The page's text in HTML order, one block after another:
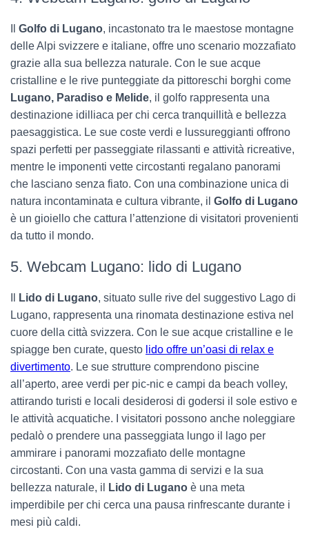
Golfo di Lugano, incastonato tra le maestose montagne
delle Alpi svizzere e italiane, offre uno scenario mozzafiato
grazie alla sua bellezza naturale. Con le sue acque
cristalline e le rive punteggiate da pittoreschi borghi come
Lugano, Paradiso e Melide, il golfo rappresenta una
destinazione idilliaca per chi cerca tranquillità e bellezza
paesaggistica. Le sue coste verdi e lussureggianti offrono
spazi perfetti per passeggiate rilassanti e attività ricreative,
mentre le imponenti vette circostanti regalano panorami
che lasciano senza fiato. Con una combinazione unica di
natura incontaminata e cultura vibrante, il Golfo di Lugano
è un gioiello che cattura l’attenzione di visitatori provenienti
da tutto il mondo.
5. Webcam Lugano: lido di Lugano
Lido di Lugano, situato sulle rive del suggestivo Lago di
Lugano, rappresenta una rinomata destinazione estiva nel
cuore della città svizzera. Con le sue acque cristalline e le
spiagge ben curate, questo lido offre un’oasi di relax e
divertimento. Le sue strutture comprendono piscine
all’aperto, aree verdi per pic-nic e campi da beach volley,
attirando turisti e locali desiderosi di godersi il sole estivo e
le attività acquatiche. I visitatori possono anche noleggiare
pedalò o prendere una passeggiata lungo il lago per
ammirare i panorami mozzafiato delle montagne
circostanti. Con una vasta gamma di servizi e la sua
bellezza naturale, il
Lido di Lugano è una meta
imperdibile per chi cerca una pausa rinfrescante durante i
mesi più caldi.